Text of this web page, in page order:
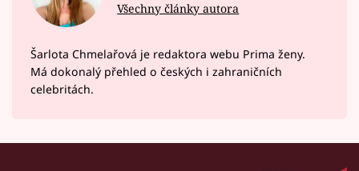
Všechny články autora
Šarlota Chmelařová je redaktora webu Prima ženy.
Má dokonalý přehled o českých i zahraničních
celebritách.